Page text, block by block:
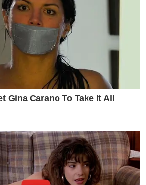
Gina Carano To Take It All